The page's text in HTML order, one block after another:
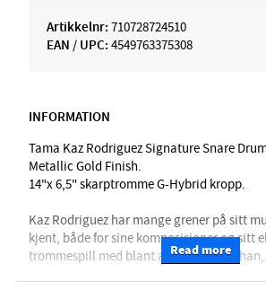
Artikkelnr: 710728724510
EAN / UPC: 4549763375308
INFORMATION
Tama Kaz Rodriguez Signature Snare
Metallic Gold Finish.
14"x 6,5" skarptromme G-Hybrid kropp.
Kaz Rodriguez har mange grener på sitt
kjent, både for sine komposisjoner og sitt
trommespill med blant andre Chaka Khan,
Read more